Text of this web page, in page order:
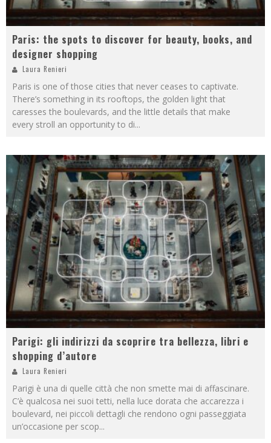
Paris: the spots to discover for beauty, books, and
designer shopping
Laura Renieri
Paris is one of those cities that never ceases to captivate.
There’s something in its rooftops, the golden light that
caresses the boulevards, and the little details that make
every stroll an opportunity to di...
Parigi: gli indirizzi da scoprire tra bellezza, libri e
shopping d’autore
Laura Renieri
Parigi è una di quelle città che non smette mai di affascinare.
C’è qualcosa nei suoi tetti, nella luce dorata che accarezza i
boulevard, nei piccoli dettagli che rendono ogni passeggiata
un’occasione per scop...